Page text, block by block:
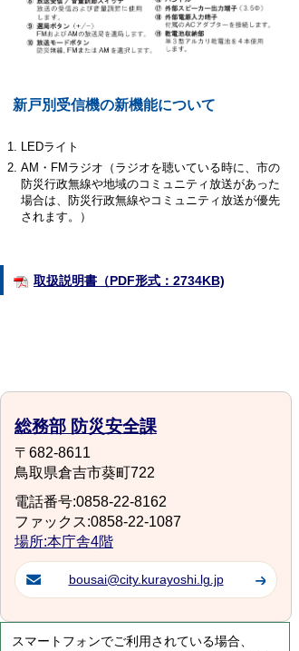
新戸別受信機の新機能について
LEDライト
AM・FMラジオ（ラジオを聴いている時に、市の
防災行政無線や地域のコミュニティ放送があった
場合は、防災行政無線やコミュニティ放送が優先
されます。）
取扱説明書（PDF形式：2734KB)
総務部 防災安全課
〒682-8611
鳥取県倉吉市葵町722
電話番号:0858-22-8162
ファックス:0858-22-1087
場所:本庁舎4階
bousai@city.kurayoshi.lg.jp
スマートフォンでご利用されている場合、